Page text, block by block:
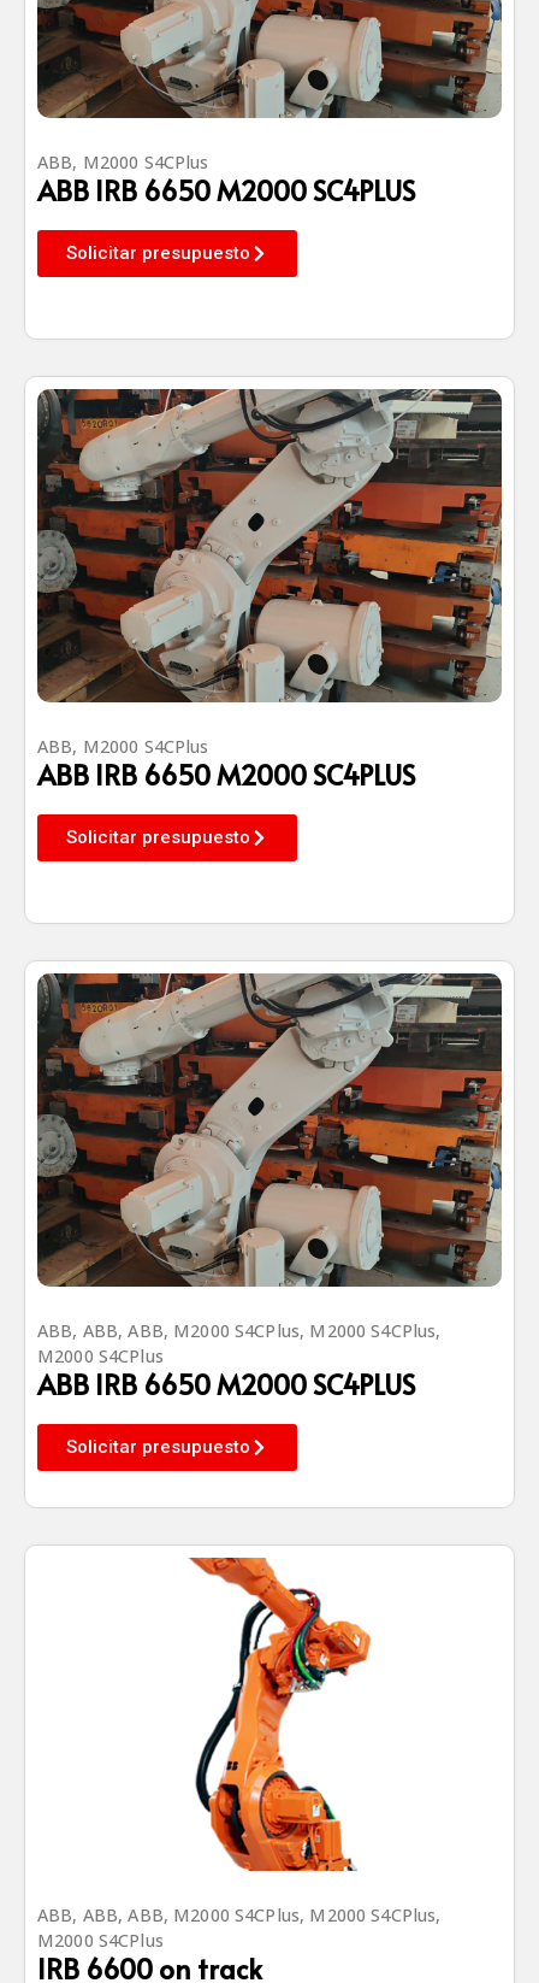
ABB, M2000 S4CPlus
ABB IRB 6650 M2000 SC4PLUS
Solicitar presupuesto
ABB, M2000 S4CPlus
ABB IRB 6650 M2000 SC4PLUS
Solicitar presupuesto
ABB, ABB,ABB, M2000 S4CPlus, M2000 S4CPlus,
M2000 S4CPlus
ABB IRB 6650 M2000 SC4PLUS
Solicitar presupuesto
ABB, ABB,ABB, M2000 S4CPlus, M2000 S4CPlus,
M2000 S4CPlus
IRB 6600 on track